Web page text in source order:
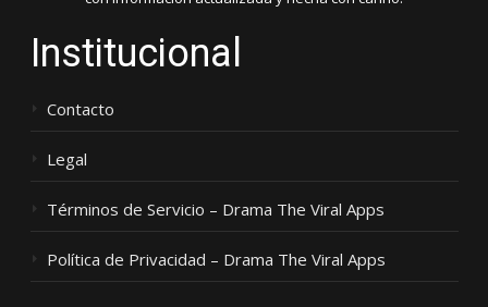
Institucional
Contacto
Legal
Términos de Servicio – Drama The Viral Apps
Política de Privacidad – Drama The Viral Apps